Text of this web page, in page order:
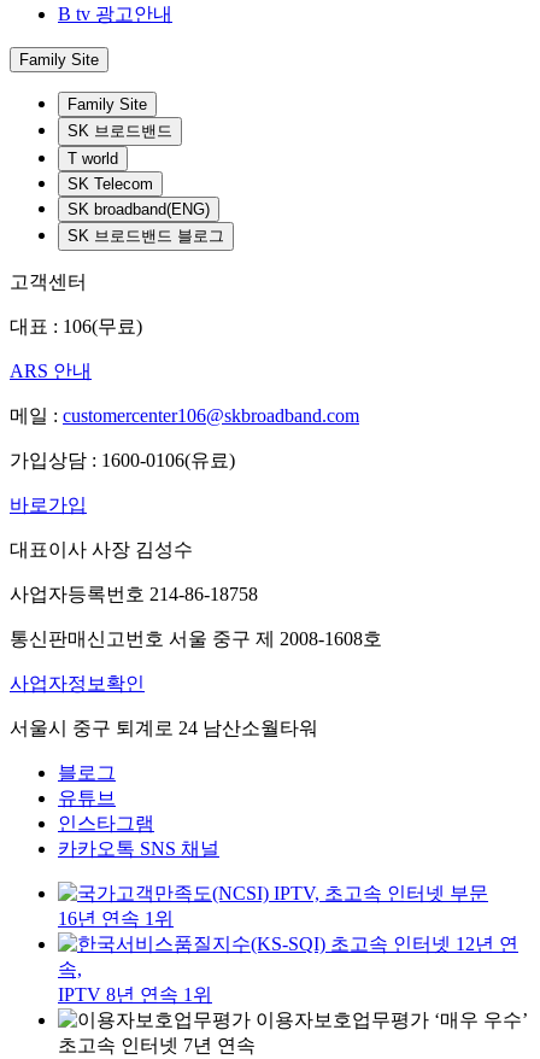
B tv 광고안내
Family Site
Family Site
SK 브로드밴드
T world
SK Telecom
SK broadband(ENG)
SK 브로드밴드 블로그
고객센터
대표 : 106(무료)
ARS 안내
메일 : customercenter106@skbroadband.com
가입상담 : 1600-0106(유료)
바로가입
대표이사 사장 김성수
사업자등록번호 214-86-18758
통신판매신고번호 서울 중구 제 2008-1608호
사업자정보확인
서울시 중구 퇴계로 24 남산소월타워
블로그
유튜브
인스타그램
카카오톡 SNS 채널
IPTV, 초고속 인터넷 부문
16년 연속 1위
초고속 인터넷 12년 연
속,
IPTV 8년 연속 1위
이용자보호업무평가 ‘매우 우수’
초고속 인터넷 7년 연속